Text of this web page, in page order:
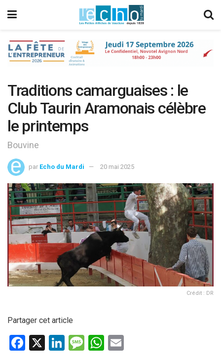
Traditions camarguaises : le
Club Taurin Aramonais célèbre
le printemps
Bouvine
par Echo du Mardi 20 mai 2025
Crédit : DR
Partager cet article
F
X
Li
M W